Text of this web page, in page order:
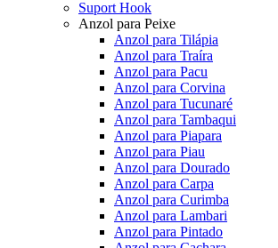
Suport Hook
Anzol para Peixe
Anzol para Tilápia
Anzol para Traíra
Anzol para Pacu
Anzol para Corvina
Anzol para Tucunaré
Anzol para Tambaqui
Anzol para Piapara
Anzol para Piau
Anzol para Dourado
Anzol para Carpa
Anzol para Curimba
Anzol para Lambari
Anzol para Pintado